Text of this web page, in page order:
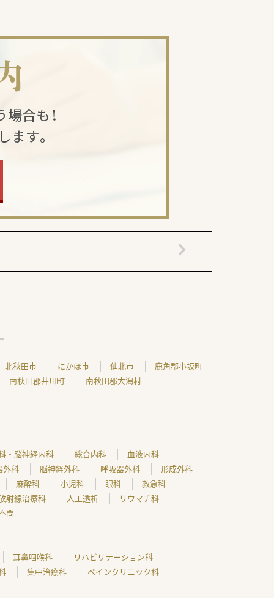
北秋田市 にかほ市 仙北市
鹿角郡小坂町
南秋田郡井川町
南秋田郡大潟村
・脳神経内科 総合内科
血液内科
外科 脳神経外科 呼吸器外科
形成外科
麻酔科 小児科 眼科
救急科
射線治療科 人工透析
リウマチ科
問
耳鼻咽喉科
リハビリテーション科
集中治療科
ペインクリニック科